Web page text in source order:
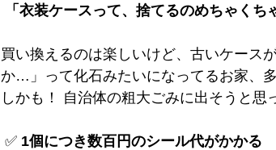
「衣装ケースって、捨てるのめちゃく
買い換えるのは楽しいけど、古いケース
か…」って化石みたいになってるお家、多
しかも！ 自治体の粗大ごみに出そうと思
✅ 1個につき数百円のシール代がかかる